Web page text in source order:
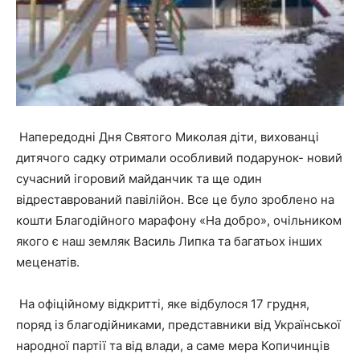
Напередодні Дня Святого Миколая діти, вихованці
дитячого садку отримали особливий подарунок- новий
сучасний ігоровий майданчик та ще один
відреставрований павілійон. Все це було зроблено на
кошти Благодійного марафону «На добро», очільником
якого є наш земляк Василь Липка та багатьох інших
меценатів.
На офіційному відкритті, яке відбулося 17 грудня,
поряд із благодійниками, представники від Української
народної партії та від влади, а саме мера Копичинців